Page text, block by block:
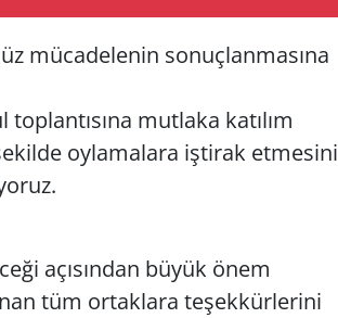
mücadelenin sonuçlanmasına
mutlaka katılım
oylamalara iştirak etmesini
açısından büyük önem
tüm ortaklara teşekkürlerini